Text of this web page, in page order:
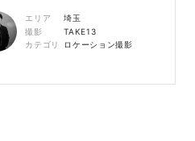
エリア
埼玉
撮影
TAKE13
カテゴリ
ロケーション撮影